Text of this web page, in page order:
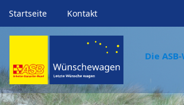
Startseite Kontakt
Die